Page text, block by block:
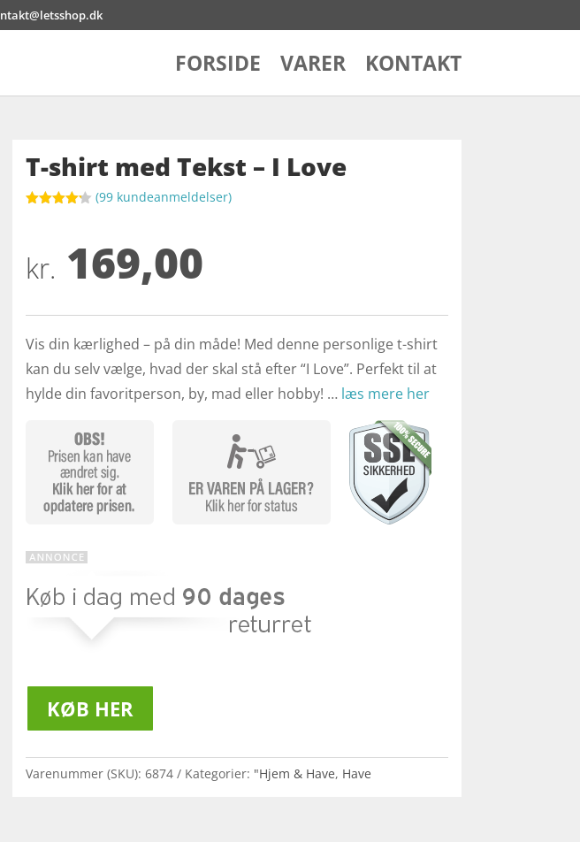
FORSIDE VARER KONTAKT
T-shirt med Tekst – I Love
på
kundebedø
(99 kundeanmeldelser)
kr. 169,00
Vis din kærlighed – på din måde! Med denne personlige t-shirt
kan du selv vælge, hvad der skal stå efter “I Love”. Perfekt til at
hylde din favoritperson, by, mad eller hobby! … læs mere her
KØB HER
Varenummer (SKU): 6874 Kategorier: "Hjem & Have, Have